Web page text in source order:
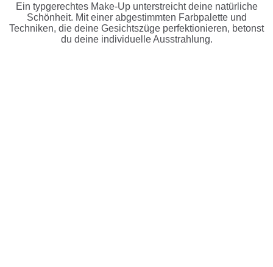
Ein typgerechtes Make-Up unter­streicht deine natür­liche
Schönheit. Mit einer abges­timmten Farbpalette und
Techniken, die deine Gesicht­szüge perfek­tion­ieren, betonst
du deine individuelle Ausstrahlung.